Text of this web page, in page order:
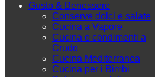
Gusto & Benessere
Conserve dolci e salate
Cucina a Vapore
Cucina e condimenti a
Crudo
Cucina Mediterranea
Cucina per i Bimbi